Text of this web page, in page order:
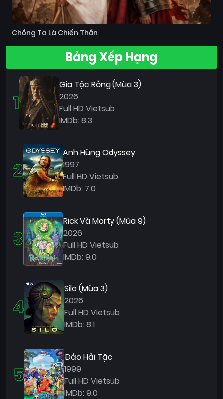
Chồng Ta Là Chiến Thần
Bảng Xếp Hạng
1
Gia Tộc Rồng (Mùa 3)
2026
Full HD Vietsub
IMDb: 8.3
2
Anh Hùng Odyssey
1997
Full HD Vietsub
IMDb: 7.0
3
Rick Và Morty (Mùa 9)
2026
Full HD Vietsub
IMDb: 9.0
4
Silo (Mùa 3)
2026
Full HD Vietsub
IMDb: 8.1
5
Đảo Hải Tặc
1999
Full HD Vietsub
IMDb: 9.0